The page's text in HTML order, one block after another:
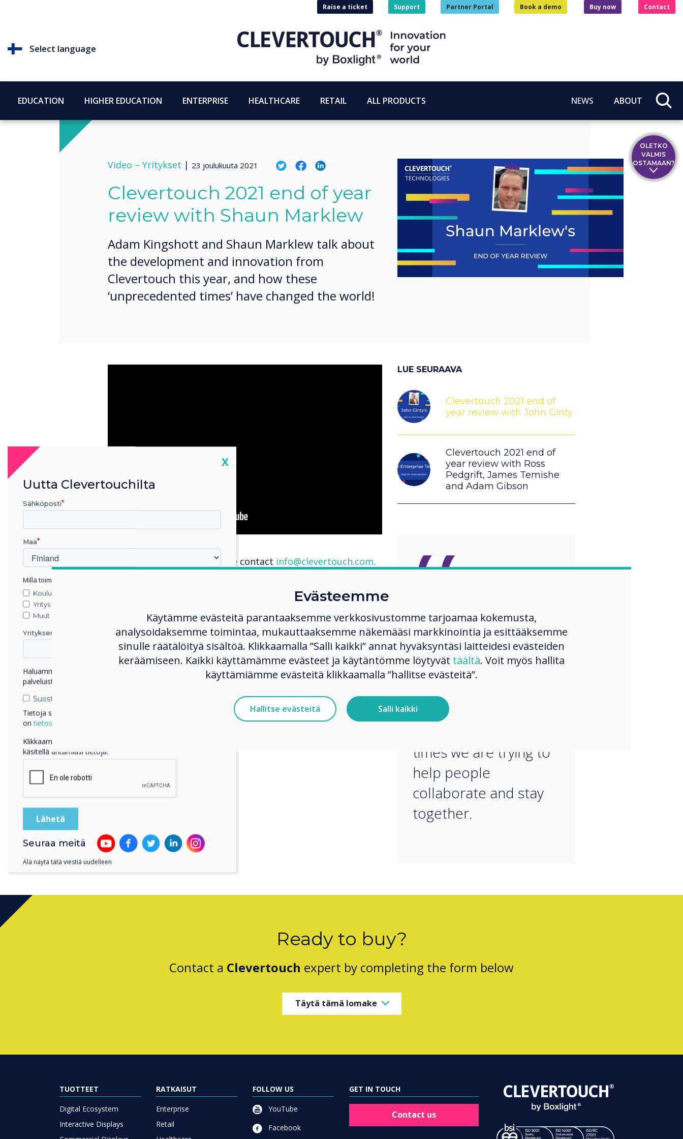
Select language
Raise a ticket Support Partner Portal Book a demo Buy now Contact
EDUCATION HIGHER EDUCATION ENTERPRISE HEALTHCARE RETAIL ALL PRODUCTS NEWS ABOUT
Video – Yritykset | 23 joulukuuta 2021
Clevertouch 2021 end of year
review with Shaun Marklew
Adam Kingshott and Shaun Marklew talk about
the development and innovation from
Clevertouch this year, and how these
‘unprecedented times’ have changed the world!
For more information, please contact info@clevertouch.com.
LUE SEURAAVA
Clevertouch 2021 end of
year review with John Ginty
Clevertouch 2021 end of
year review with Ross
Pedgrift, James Temishe
and Adam Gibson
“
Clevertouch helps
people work together
in more efficient ways,
something that is very
important to people
and businesses alike,
times we are trying to
help people
collaborate and stay
together.
Ready to buy?
Contact a Clevertouch expert by completing the form below
Täytä tämä lomake
TUOTTEET
Digital Ecosystem
Interactive Displays
RATKAISUT
Enterprise
Retail
FOLLOW US
YouTube
Facebook
GET IN TOUCH
Contact us
OLETKO
VALMIS
OSTAMAAN?
Evästeemme
Käytämme evästeitä parantaaksemme verkkosivustomme tarjoamaa kokemusta,
analysoidaksemme toimintaa, mukauttaaksemme näkemääsi markkinointia ja esittääksemme
sinulle räätälöityä sisältöä. Klikkaamalla ”Salli kaikki” annat hyväksyntäsi laitteidesi evästeiden
keräämiseen. Kaikki käyttämämme evästeet ja käytäntömme löytyvät täältä. Voit myös hallita
käyttämiämme evästeitä klikkaamalla ”hallitse evästeitä”.
Hallitse evästeitä Salli kaikki
Close
X
Uutta Clevertouchilta
Sähköposti
Maa
Millä toimialalla työskentelet
Koulutus
Yritys
Muut
Yrityksen nimi
Haluamme ottaa sinuun yhteyttä tuotteistamme ja
palveluistamme sähköpostitse, puhelimitse tai postitse.
Suostun vastaanottamaan viestejä Clevertouch.
Tietoja siitä, miten keräämme ja käytämme henkilötietojasi,
on tietosuojaselosteessamme
Klikkaamalla lähetä annat Clevertouch luvan tallentaa ja
käsitellä antamiasi tietoja.
Seuraa meitä
Älä näytä tätä viestiä uudelleen